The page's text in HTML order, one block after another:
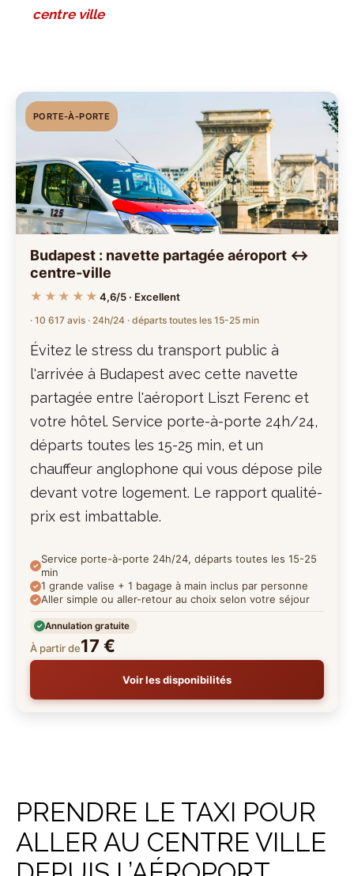
centre ville
PORTE-À-PORTE
Budapest : navette partagée aéroport ↔
centre-ville
★★★★★ 4,6/5 · Excellent
· 10 617 avis · 24h/24 · départs toutes les 15-25 min
Évitez le stress du transport public à
l'arrivée à Budapest avec cette navette
partagée entre l'aéroport Liszt Ferenc et
votre hôtel. Service porte-à-porte 24h/24,
départs toutes les 15-25 min, et un
chauffeur anglophone qui vous dépose pile
devant votre logement. Le rapport qualité-
prix est imbattable.
Service porte-à-porte 24h/24, départs toutes les 15-25
min
1 grande valise + 1 bagage à main inclus par personne
Aller simple ou aller-retour au choix selon votre séjour
Annulation gratuite
À partir de17 €
Voir les disponibilités
PRENDRE LE TAXI POUR
ALLER AU CENTRE VILLE